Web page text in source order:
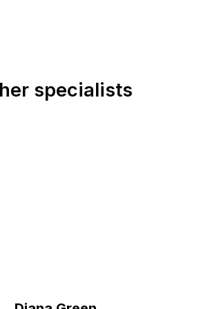
specialists